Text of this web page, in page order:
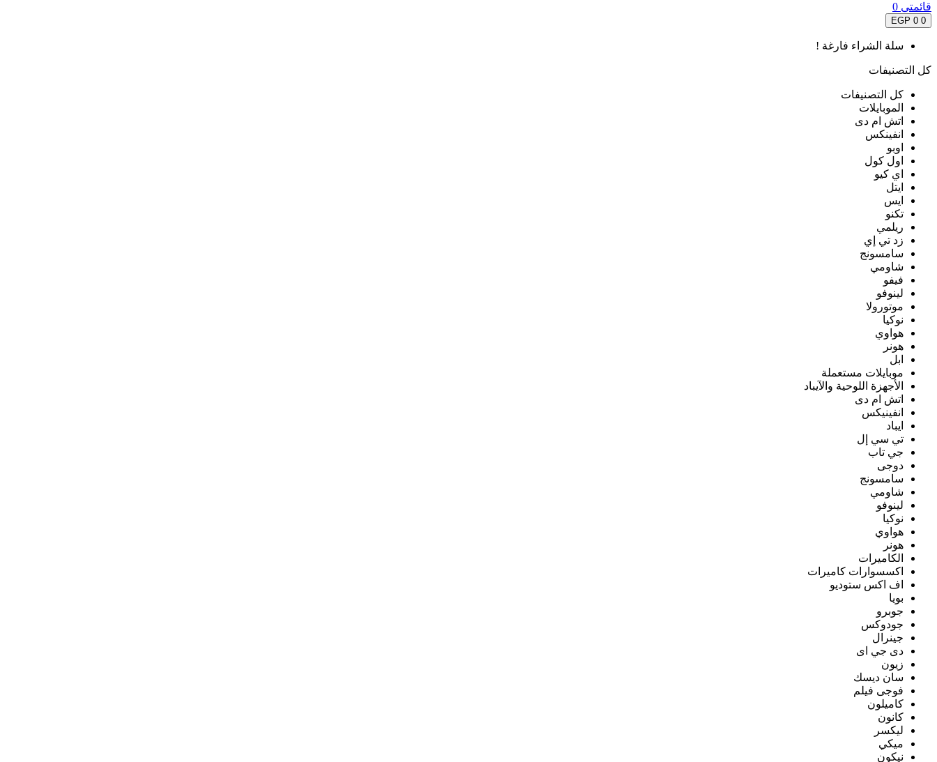
قائمتى 0
0
0 EGP
سلة الشراء فارغة !
كل التصنيفات
كل التصنيفات
الموبايلات
اتش ام دى
انفينكس
اوبو
اول كول
اي كيو
ايتل
ايس
تكنو
ريلمي
زد تي إي
سامسونج
شاومي
فيفو
لينوفو
موتورولا
نوكيا
هواوي
هونر
ابل
موبايلات مستعملة
الأجهزة اللوحية والآيباد
اتش ام دى
انفينيكس
ايباد
تي سي إل
جي تاب
دوجى
سامسونج
شاومي
لينوفو
نوكيا
هواوي
هونر
الكاميرات
اكسسوارات كاميرات
اف اكس ستوديو
بويا
جوبرو
جودوكس
جينرال
دى جي اى
زيون
سان ديسك
فوجى فيلم
كاميلون
كانون
ليكسر
ميكي
نيكون